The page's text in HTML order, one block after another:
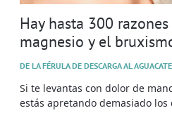
Hay hasta 300
magnesio y el
DE LA FÉRULA DE DESCARGA AL AGUACATE
Si te levantas con dolor de
estás apretando demasiado